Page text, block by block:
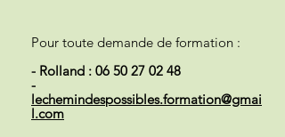
Pour toute demande de formation :
- Rolland : 06 50 27 02 48
-
lechemindespossibles.formation@gmai
l.com